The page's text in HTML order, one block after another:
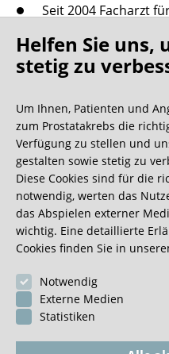
Seit 2004 Facharzt
Sondersprechstunde
2001-2002 Stipendiat
University Medical
Seit 1996 Mitarbeiter
Universitätsklinikum
dem klinischen und
Schwerpunkt der
Diagnostik und
Helfen Sie uns,
stetig zu
Um Ihnen, Patienten und
zum Prostatakrebs die
Verfügung zu stellen und
gestalten sowie stetig zu
Diese Cookies sind für die
notwendig, werten das
das Abspielen externer
wichtig. Eine detaillierte
Cookies finden Sie in
Notwendig
Externe Medien
Statistiken